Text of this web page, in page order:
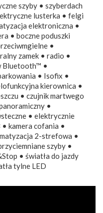
szyby • szyberdach
lusterka • felgi
elektroniczna •
• boczne poduszki
•
zamek • radio •
Bluetooth™ •
• Isofix •
kierownica •
• czujnik martwego
•
• elektrycznie
kamera cofania •
2-strefowa •
szyby •
• światła do jazdy
tylne LED